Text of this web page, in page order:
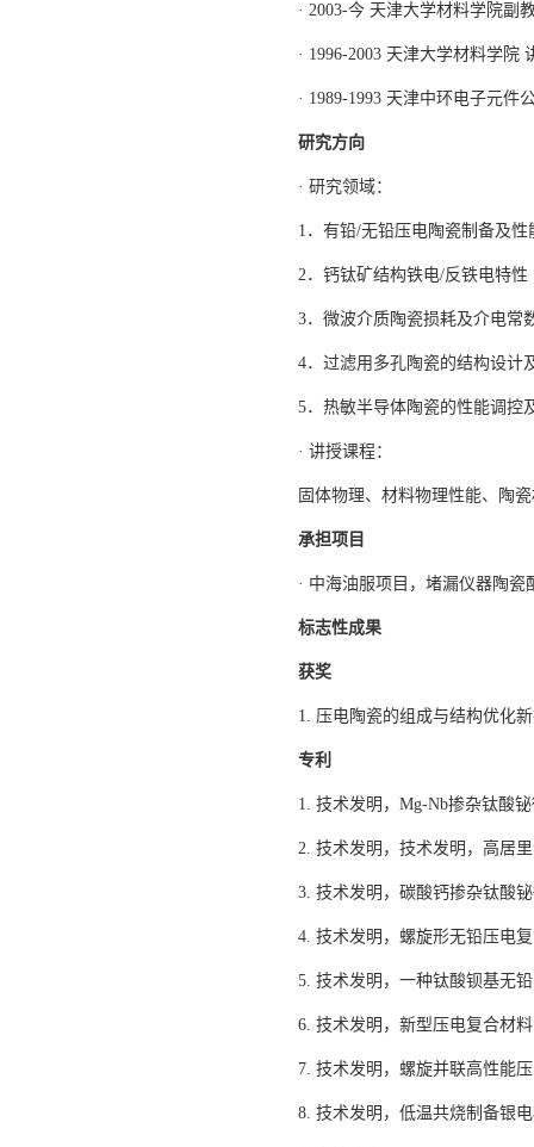
· 2003-今 天津大学材料学院副
· 1996-2003 天津大学材料学院
· 1989-1993 天津中环电子元件
研究方向
· 研究领域：
1．有铅/无铅压电陶瓷制备及性
2．钙钛矿结构铁电/反铁电特性
3．微波介质陶瓷损耗及介电常
4．过滤用多孔陶瓷的结构设计
5．热敏半导体陶瓷的性能调控
· 讲授课程：
固体物理、材料物理性能、陶
承担项目
· 中海油服项目，堵漏仪器陶瓷
标志性成果
获奖
1. 压电陶瓷的组成与结构优化
专利
1. 技术发明，Mg-Nb掺杂钛酸
2. 技术发明，技术发明，高居
3. 技术发明，碳酸钙掺杂钛酸
4. 技术发明，螺旋形无铅压电
5. 技术发明，一种钛酸钡基无
6. 技术发明，新型压电复合材料
7. 技术发明，螺旋并联高性能
8. 技术发明，低温共烧制备银